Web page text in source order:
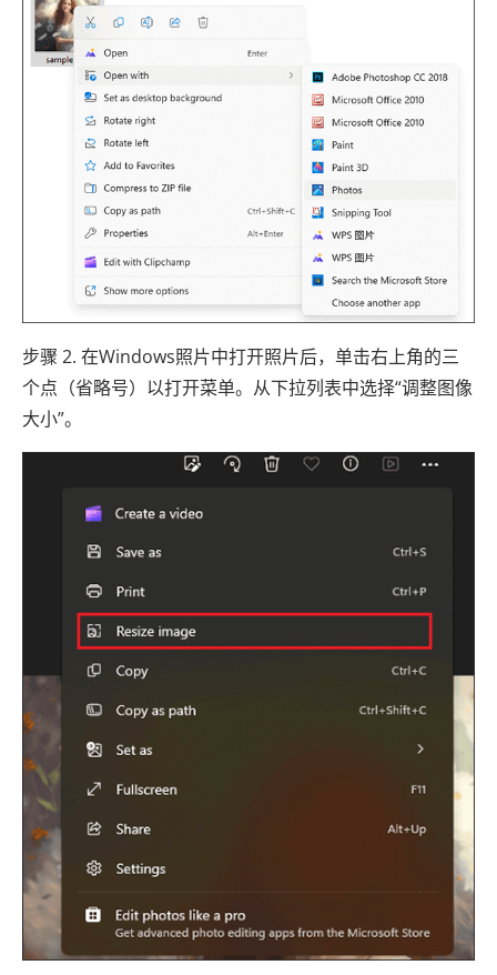
步骤 2. 在Windows照片中打开照片后，单击右上角的三
个点（省略号）以打开菜单。从下拉列表中选择“调整图像
大小”。